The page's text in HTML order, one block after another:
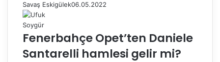
Savaş Eskigülek06.05.2022
Fenerbahçe Opet’ten Daniele
Santarelli hamlesi gelir mi?